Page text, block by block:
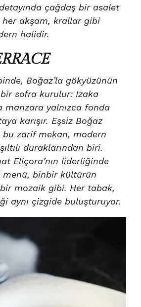
çağdaş bir asalet
her akşam, krallar gibi
halidir.
Boğaz’la gökyüzünün
sofra kurulur: Izaka
manzara yalnızca fonda
karışır. Eşsiz Boğaz
zarif mekan, modern
duraklarından biri.
Eliçora’nın liderliğinde
menü, binbir kültürün
mozaik gibi. Her tabak,
aynı çizgide buluşturuyor.